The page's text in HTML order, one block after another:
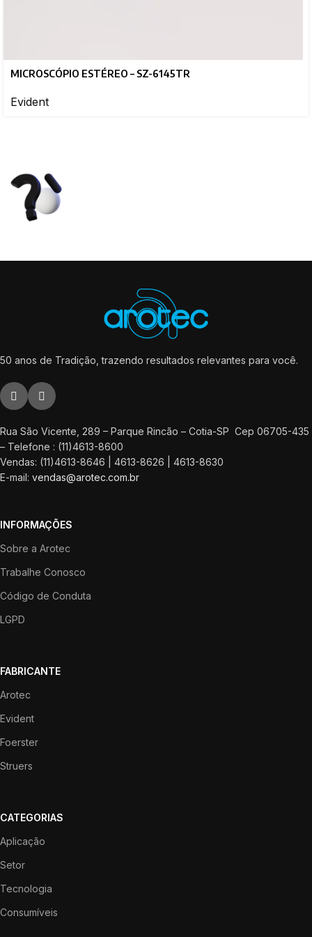
MICROSCÓPIO ESTÉREO – SZ-6145TR
Evident
50 anos de Tradição, trazendo resultados relevantes para você.
Rua São Vicente, 289 – Parque Rincão – Cotia-SP Cep 06705-435
– Telefone : (11)4613-8600
Vendas: (11)4613-8646 | 4613-8626 | 4613-8630
E-mail: vendas@arotec.com.br
INFORMAÇÕES
Sobre a Arotec
Trabalhe Conosco
Código de Conduta
LGPD
FABRICANTE
Arotec
Evident
Foerster
Struers
CATEGORIAS
Aplicação
Setor
Tecnologia
Consumíveis